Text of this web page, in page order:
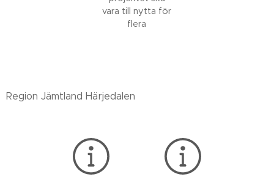
vara till nytta för
flera
Region Jämtland Härjedalen